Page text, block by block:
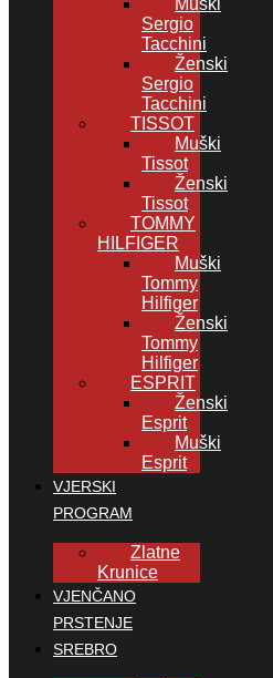
Muški
Sergio
Tacchini
Ženski
Sergio
Tacchini
TISSOT
Muški
Tissot
Ženski
Tissot
TOMMY
HILFIGER
Muški
Tommy
Hilfiger
Ženski
Tommy
Hilfiger
ESPRIT
Ženski
Esprit
Muški
Esprit
VJERSKI
PROGRAM
Zlatne
Krunice
VJENČANO
PRSTENJE
SREBRO